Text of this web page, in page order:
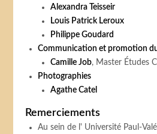
Alexandra Teisseir
Louis Patrick Leroux
Philippe Goudard
Communication et promotion
Camille Job, Master Études
Photographies
Agathe Catel
Remerciements
Au sein de l' Université Paul-